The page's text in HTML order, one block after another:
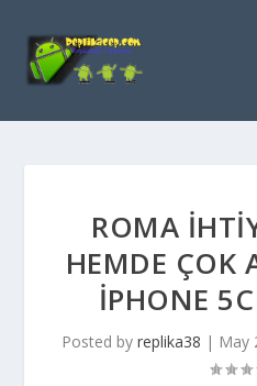
ROMA
HEMDE ÇOK
IPHONE
Posted by replika38 | May